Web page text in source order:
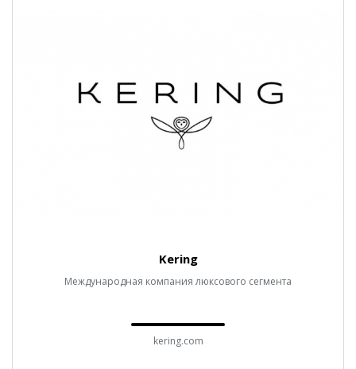
Kering
Международная компания люксового сегмента
kering.com